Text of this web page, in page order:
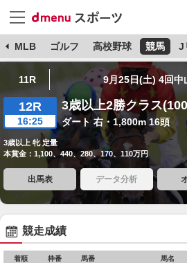
MLB ゴルフ 高校野球 競馬 J
11R 9月25日(土) 4回中
12R
16:25
3歳以上2勝クラス
ダート 右・1,800m 16頭
3歳以上 牝 定量
本賞金：1,100、440、280、170、110万円
出馬表 データ分析
競走成績
着順 枠番 馬番 馬名